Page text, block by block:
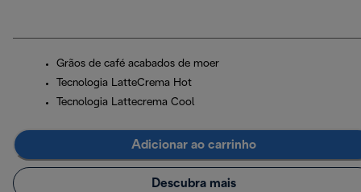
Grãos de café acabados de moer
Tecnologia LatteCrema Hot
Tecnologia Lattecrema Cool
Adicionar ao carrinho
Descubra mais